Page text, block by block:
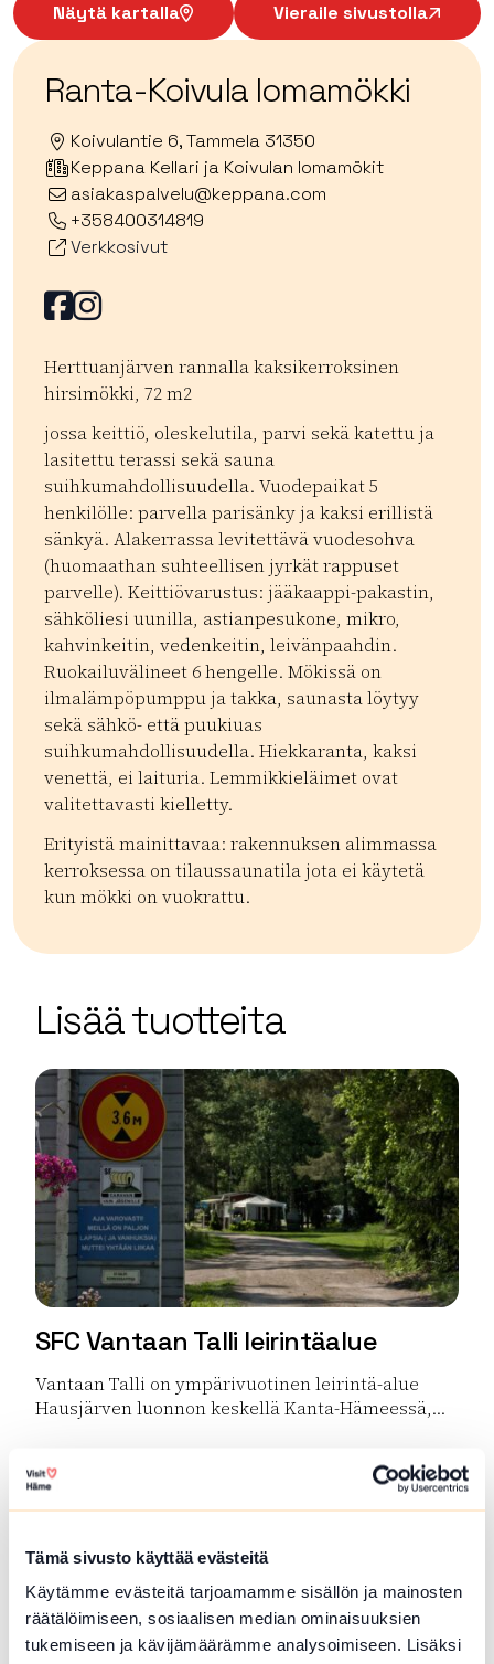
Tämä sivusto käyttää evästeitä
Käytämme evästeitä tarjoamamme sisällön ja mainosten
räätälöimiseen, sosiaalisen median ominaisuuksien
tukemiseen ja kävijämäärämme analysoimiseen. Lisäksi
Näytä kartalla Vieraile sivustolla
Ranta-Koivula lomamökki
Koivulantie 6, Tammela 31350
Keppana Kellari ja Koivulan lomamökit
asiakaspalvelu@keppana.com
+358400314819
Verkkosivut
Facebook
Facebook
Herttuanjärven rannalla kaksikerroksinen
hirsimökki, 72 m2
jossa keittiö, oleskelutila, parvi sekä katettu ja
lasitettu terassi sekä sauna
suihkumahdollisuudella. Vuodepaikat 5
henkilölle: parvella parisänky ja kaksi erillistä
sänkyä. Alakerrassa levitettävä vuodesohva
(huomaathan suhteellisen jyrkät rappuset
parvelle). Keittiövarustus: jääkaappi-pakastin,
sähköliesi uunilla, astianpesukone, mikro,
kahvinkeitin, vedenkeitin, leivänpaahdin.
Ruokailuvälineet 6 hengelle. Mökissä on
ilmalämpöpumppu ja takka, saunasta löytyy
sekä sähkö- että puukiuas
suihkumahdollisuudella. Hiekkaranta, kaksi
venettä, ei laituria. Lemmikkieläimet ovat
valitettavasti kielletty.
Erityistä mainittavaa: rakennuksen alimmassa
kerroksessa on tilaussaunatila jota ei käytetä
kun mökki on vuokrattu.
OpenStreetMap
Lisää tuotteita
SFC Vantaan Talli leirintäalue
Vantaan Talli on ympärivuotinen leirintä-alue
Hausjärven luonnon keskellä Kanta-Hämeessä,...